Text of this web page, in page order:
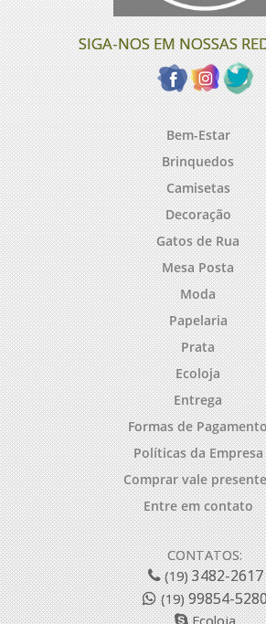
SIGA-NOS EM NOSSAS
Bem-Estar
Brinquedos
Camisetas
Decoração
Gatos de Rua
Mesa Posta
Moda
Papelaria
Prata
Ecoloja
Entrega
Formas de
Políticas da Empresa
Comprar vale
Entre em contato
CONTATOS:
(19)3482-2617
(19)99854-